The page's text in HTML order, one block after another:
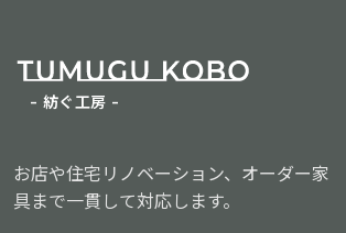
- 紡ぐ工房 -
お店や住宅リノベーション、オーダー家
具まで一貫して対応します。